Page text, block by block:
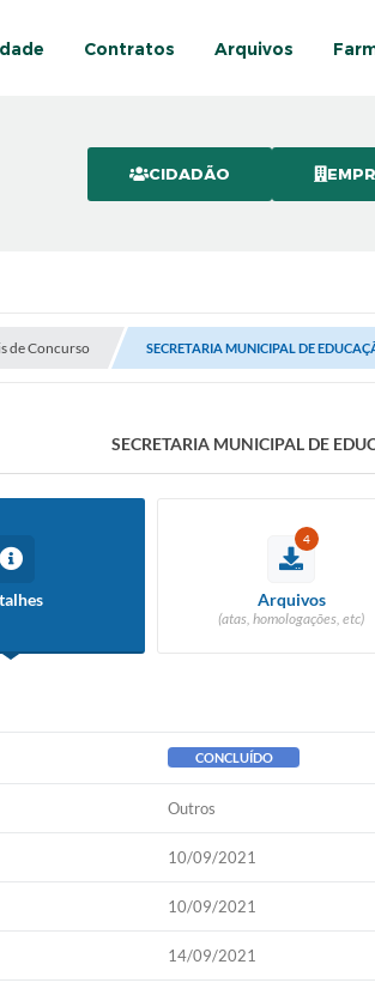
Contratos Arquivos
CIDADÃO
de Concurso SECRETARIA MUNICIPAL DE
SECRETARIA MUNICIPAL DE
4
Arquivos
(atas, homologações, etc)
CONCLUÍDO
Outros
10/09/2021
10/09/2021
14/09/2021